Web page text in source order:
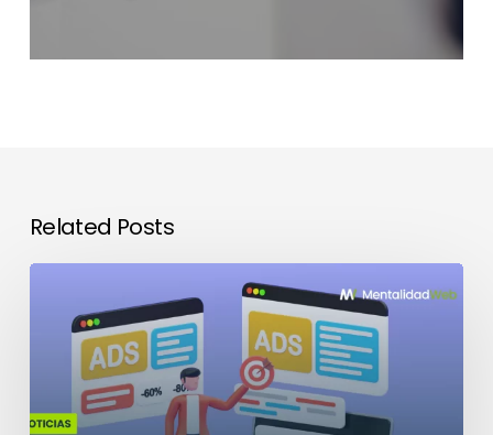
Related Posts
nuevas
etiquetas